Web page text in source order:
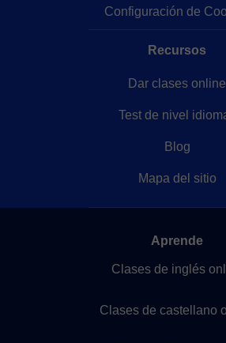
Configuración de
Recursos
Dar clases online
Test de nivel
Blog
Mapa del sitio
Aprende
Clases de inglés
Clases de castellano